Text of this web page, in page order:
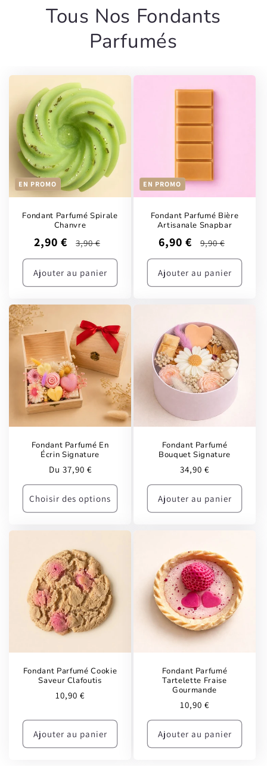
Tous Nos Fondants
Parfumés
EN PROMO
Fondant Parfumé Spirale
Chanvre
Prix
2,90 €
Prix
3,90 €
Ajouter au panier
EN PROMO
Fondant Parfumé Bière
Artisanale Snapbar
Prix
6,90 €
Prix
9,90 €
Ajouter au panier
Fondant Parfumé En
Écrin Signature
Prix
habituel
Du 37,90 €
Choisir des options
Fondant Parfumé
Bouquet Signature
Prix
habituel
34,90 €
Ajouter au panier
Fondant Parfumé Cookie
Saveur Clafoutis
Prix
10,90 €
Ajouter au panier
Fondant Parfumé
Tartelette Fraise
Gourmande
Prix
habituel
10,90 €
Ajouter au panier